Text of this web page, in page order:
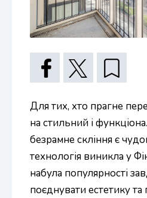
Для тих, хто прагне
на стильний і
безрамне скління є
технологія виникла у
набула популярності
поєднувати естетику та